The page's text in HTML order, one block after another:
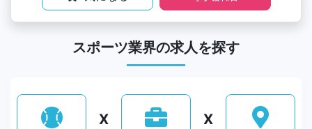
スポーツ業界の求人を探す
X X